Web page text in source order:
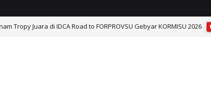
Tropy Juara di IDCA Road to FORPROVSU Gebyar KORMISU 2026